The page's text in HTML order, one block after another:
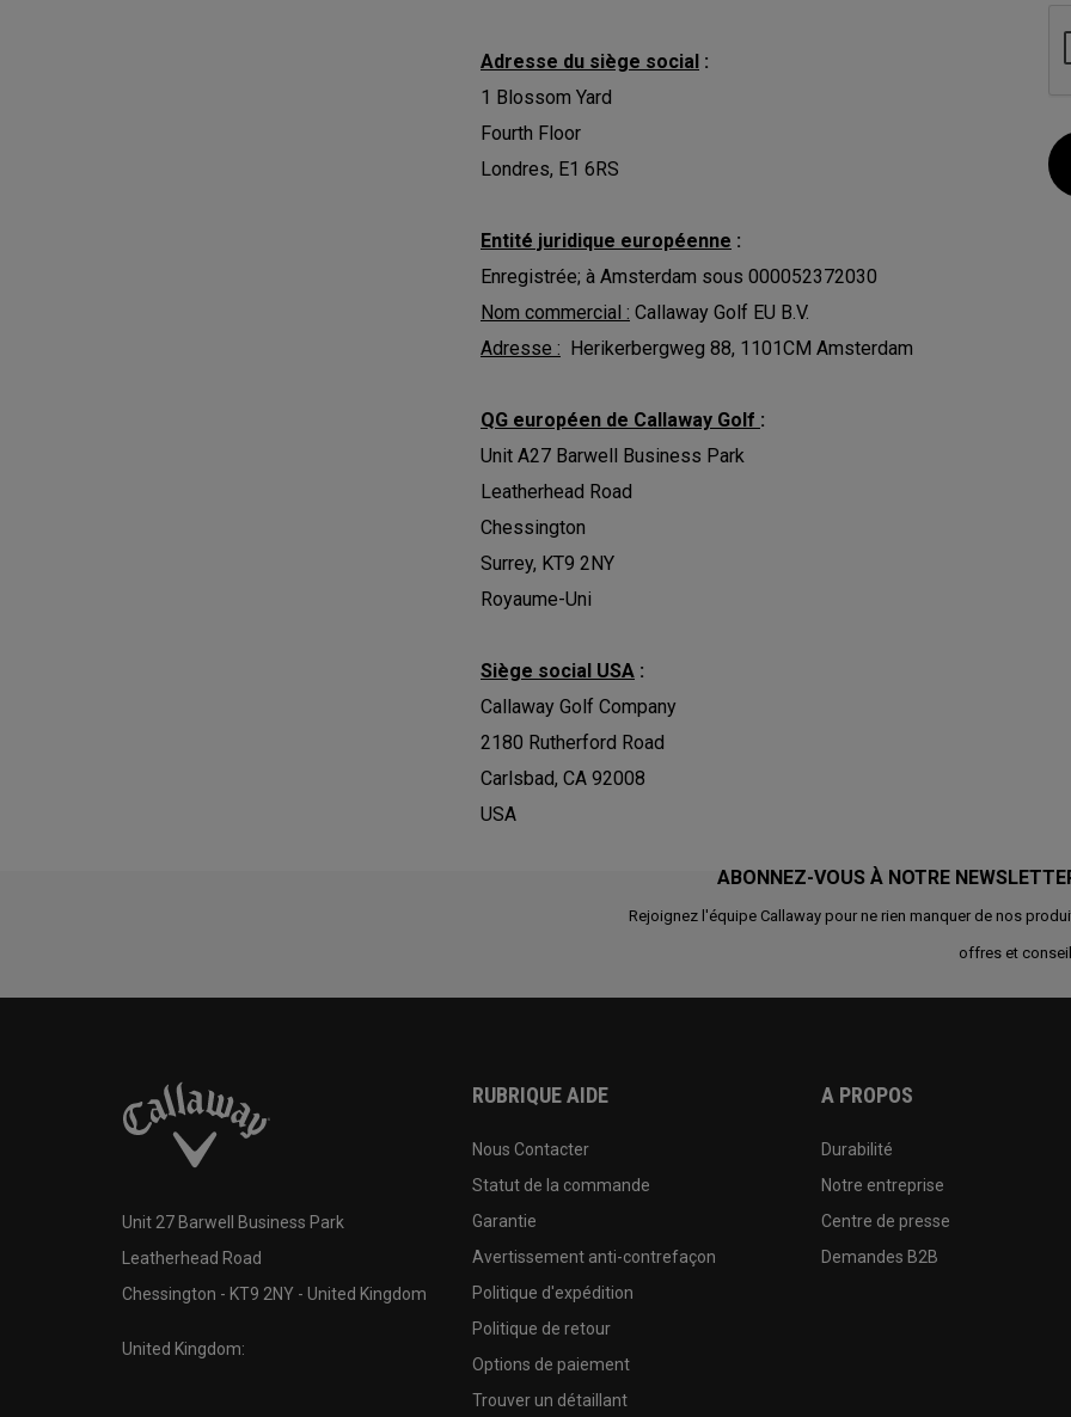
Adresse du siège social :
1 Blossom Yard
Fourth Floor
Londres, E1 6RS
Entité juridique européenne :
Enregistrée; à Amsterdam sous 000052372030
Nom commercial : Callaway Golf EU B.V.
Adresse : Herikerbergweg 88, 1101CM Amsterdam
QG européen de Callaway Golf :
Unit A27 Barwell Business Park
Leatherhead Road
Chessington
Surrey, KT9 2NY
Royaume-Uni
Siège social USA :
Callaway Golf Company
2180 Rutherford Road
Carlsbad, CA 92008
USA
ABONNEZ-VOUS À NOTRE
Rejoignez l'équipe Callaway pour ne rien manquer de nos
offres et
Unit 27 Barwell Business Park
Leatherhead Road
Chessington - KT9 2NY - United Kingdom
United Kingdom:
RUBRIQUE AIDE
Nous Contacter
Statut de la commande
Garantie
Avertissement anti-contrefaçon
Politique d'expédition
Politique de retour
Options de paiement
Trouver un détaillant
A PROPOS
Durabilité
Notre entreprise
Centre de presse
Demandes B2B